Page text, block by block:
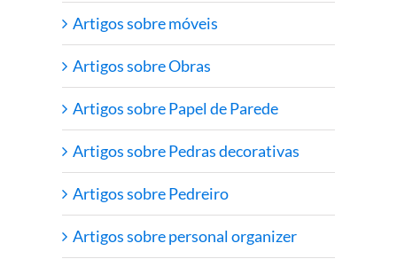
Artigos sobre móveis
Artigos sobre Obras
Artigos sobre Papel de Parede
Artigos sobre Pedras decorativas
Artigos sobre Pedreiro
Artigos sobre personal organizer